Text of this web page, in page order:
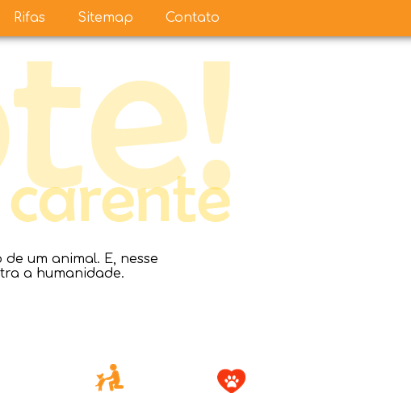
um animal. E, nesse
a humanidade.
Rifas Sitemap Contato